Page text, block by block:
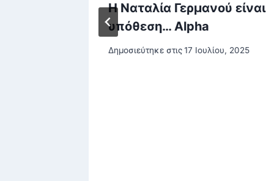
Η Ναταλία Γερμανού είναι
υπόθεση… Alpha
Δημοσιεύτηκε στις17 Ιουλίου, 2025